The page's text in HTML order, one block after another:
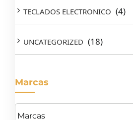
TECLADOS ELECTRONICO (4)
UNCATEGORIZED (18)
Marcas